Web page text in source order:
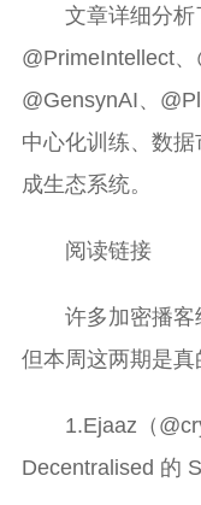
文章详细分
@PrimeIntellect、
@GensynAI、
中心化训练、数
成生态系统。
阅读链接
许多加密播客
但本周这两期是真
1.Ejaaz（
Decentralised 的